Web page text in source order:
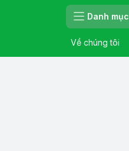
Danh mục
Về chúng tôi